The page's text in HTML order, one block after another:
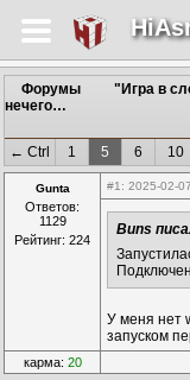
Форумы "Игра в
нечего…
← Ctrl 1 5 6 10
Gunta
Ответов:
1129
Рейтинг: 224
#1 : 2025-02-
Buns
У меня нет
запуском
карма: 20